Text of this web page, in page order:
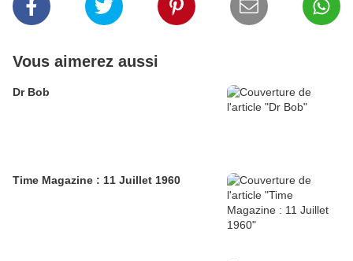
Vous aimerez aussi
Dr Bob
Time Magazine : 11 Juillet 1960